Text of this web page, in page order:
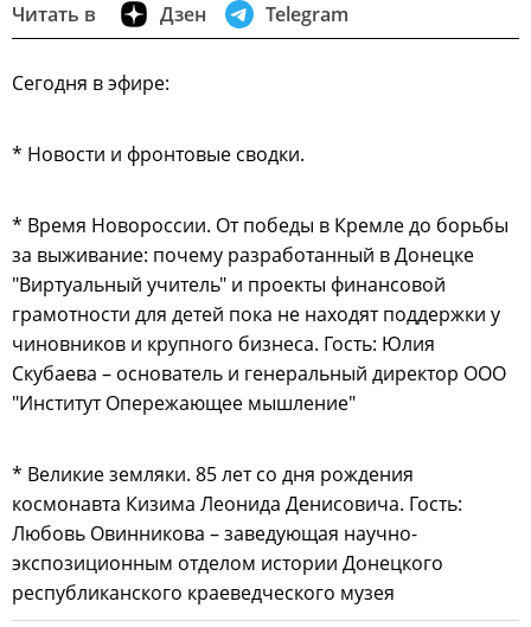
Читать в Дзен Telegram
Сегодня в эфире:
* Новости и фронтовые сводки.
* Время Новороссии. От победы в Кремле до борьбы
за выживание: почему разработанный в Донецке
"Виртуальный учитель" и проекты финансовой
грамотности для детей пока не находят поддержки у
чиновников и крупного бизнеса. Гость: Юлия
Скубаева – основатель и генеральный директор ООО
"Институт Опережающее мышление"
* Великие земляки. 85 лет со дня рождения
космонавта Кизима Леонида Денисовича. Гость:
Любовь Овинникова – заведующая научно-
экспозиционным отделом истории Донецкого
республиканского краеведческого музея